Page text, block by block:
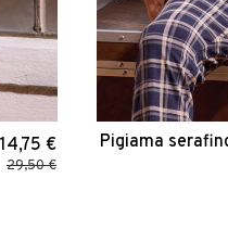
14,75 €
29,50 €
Pigiama